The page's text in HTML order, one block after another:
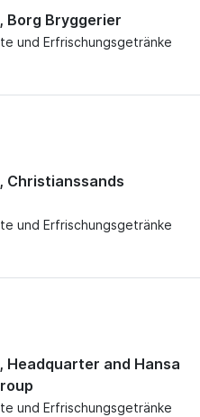
Borg Bryggerier
und Erfrischungsgetränke
Christianssands
und Erfrischungsgetränke
Headquarter and Hansa
und Erfrischungsgetränke